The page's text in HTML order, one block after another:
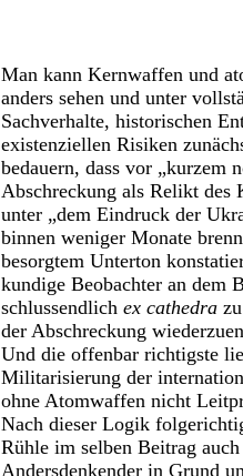
Man kann Kernwaffen und
anders sehen und unter
Sachverhalte, historischen
existenziellen Risiken
bedauern, dass vor
Abschreckung als Relikt des
unter „dem Eindruck der
binnen weniger Monate
besorgtem Unterton
kundige Beobachter an dem
schlussendlich ex cathedra
der Abschreckung
Und die offenbar richtigste
Militarisierung der
ohne Atomwaffen nicht
Nach dieser Logik
Rühle im selben Beitrag
Andersdenkender in Grund